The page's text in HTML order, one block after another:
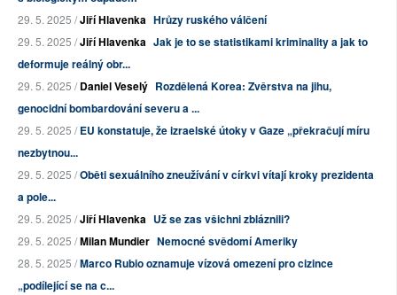
29. 5. 2025 /Jiří Hlavenka Hrůzy ruského válčení
29. 5. 2025 /Jiří Hlavenka Jak je to se statistikami kriminality a jak to
deformuje reálný obr...
29. 5. 2025 /Daniel Veselý Rozdělená Korea: Zvěrstva na jihu,
genocidní bombardování severu a ...
29. 5. 2025 /EU konstatuje, že izraelské útoky v Gaze „překračují míru
nezbytnou...
29. 5. 2025 /Oběti sexuálního zneužívání v církvi vítají kroky prezidenta
a pole...
29. 5. 2025 /Jiří Hlavenka Už se zas všichni zbláznili?
29. 5. 2025 /Milan Mundier Nemocné svědomí Ameriky
28. 5. 2025 /Marco Rubio oznamuje vízová omezení pro cizince
„podílející se na c...